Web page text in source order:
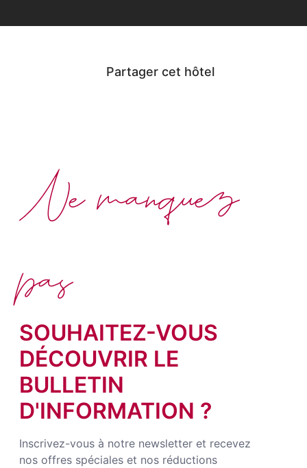
Partager cet hôtel
SOUHAITEZ-VOUS
DÉCOUVRIR LE
BULLETIN
D'INFORMATION ?
Inscrivez-vous à notre newsletter et recevez
nos offres spéciales et nos réductions
Ne manquez
pas